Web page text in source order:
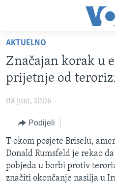
glavni
sadržaj
na
glavnu
navigaciju
pretragu
FOTOGRAFIJE DANA
VIJESTI
SJEDINJENE AMERIČKE
BOSNA I HERCEGOVINA
NAUKA I TEHNOLOGIJA
SPECIJALNI PROJEKTI
KORUPCIJA
SLOBODA MEDIJA
AKTUELNO
Značajan korak u
prijetnje od
08 juni, 2006
Podijeli
T okom posjete Briselu,
Donald Rumsfeld je rekao
pobjeda u borbi protiv
značiti okončanje nasilja u